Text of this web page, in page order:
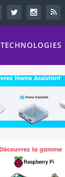
TECHNOLOGIES